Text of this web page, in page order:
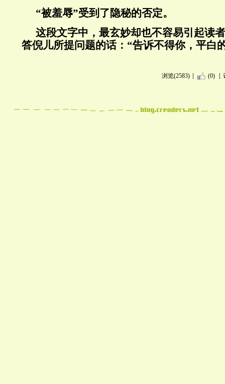
“被羞辱”受到了隐秘的否定。
这段文字中，最玄妙却也不容易引起读
答倪儿所提问题的话：“告诉不得你，平白
浏览(2583) (0)